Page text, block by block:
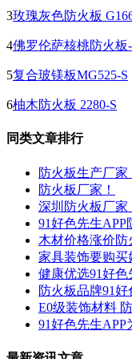
3玫瑰灰色防火板
4佛罗伦萨核桃防火板
5复合玻镁板MG525-S
6柚木防火板 2280-S
同类文章排行
防火板生产厂家
防火板厂家！
深圳防火板厂家
91好色先生
木材价格涨价
家具装饰要购
健康优选91好色
防火板品牌91
E0级装饰材料
91好色先生